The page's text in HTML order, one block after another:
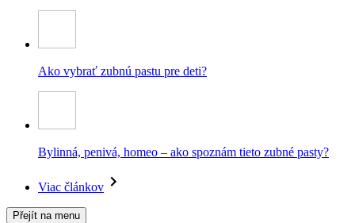
Ako vybrať zubnú pastu pre deti?
Bylinná, penivá, homeo – ako spoznám tieto zubné pasty?
Viac článkov
Přejít na menu